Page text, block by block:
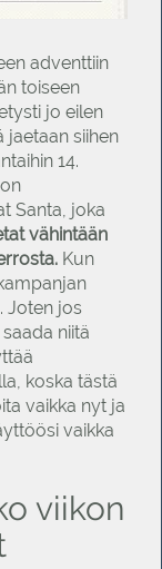
adventtiin
toiseen
jo eilen
jaetaan siihen
14.
Santa, joka
vähintään
Kun
Joten jos
niitä
koska tästä
vaikka nyt ja
vaikka
viikon